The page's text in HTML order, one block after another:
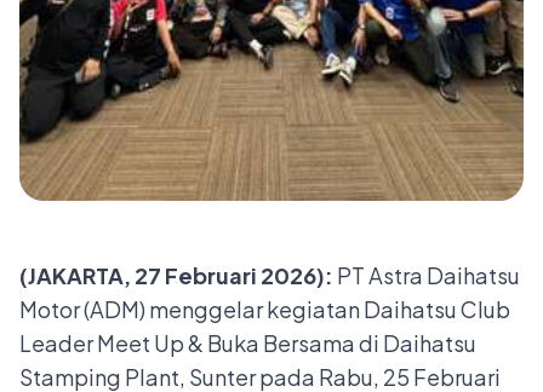
(JAKARTA, 27 Februari 2026): PT Astra Daihatsu
Motor (ADM) menggelar kegiatan Daihatsu Club
Leader Meet Up & Buka Bersama di Daihatsu
Stamping Plant, Sunter pada Rabu, 25 Februari